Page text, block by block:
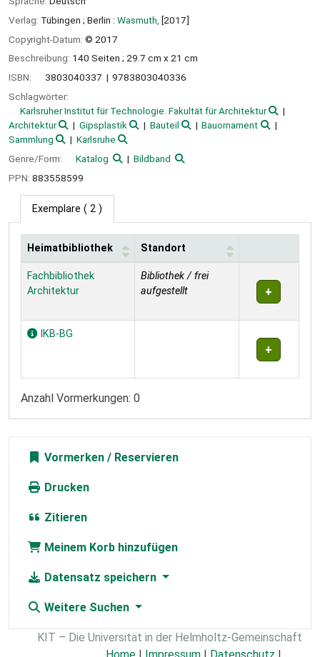
Verlag: Tübingen ; Berlin : Wasmuth, [2017]
Copyright-Datum: © 2017
Beschreibung: 140 Seiten ; 29.7 cm x 21 cm
ISBN:
3803040337
9783803040336
Schlagwörter:
Karlsruher Institut für Technologie. Fakultät für Architektur
Architektur
Gipsplastik Bauteil
Bauornament
Sammlung
Karlsruhe
Genre/Form:
Katalog
Bildband
PPN: 883558599
Exemplare ( 2 )
Exemplare
Heimatbibliothek Standort
Fachbibliothek
Architektur
Bibliothek / frei
aufgestellt
IKB-BG
Anzahl Vormerkungen: 0
Vormerken
Drucken
Zitieren
Meinem Korb hinzufügen
Datensatz speichern
Weitere Suchen
KIT – Die Universität in der Helmholtz-Gemeinschaft